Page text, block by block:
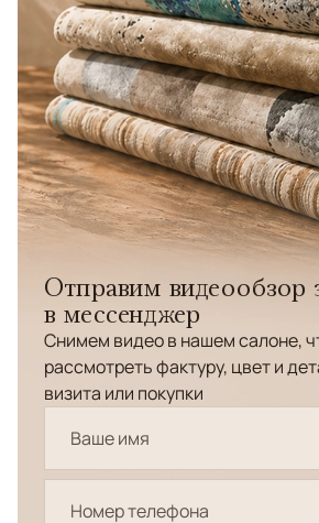
Отправим видеообзор
в мессенджер
Снимем видео в нашем салоне,
рассмотреть фактуру, цвет и
визита или покупки